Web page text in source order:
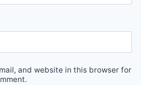
and website in this browser for